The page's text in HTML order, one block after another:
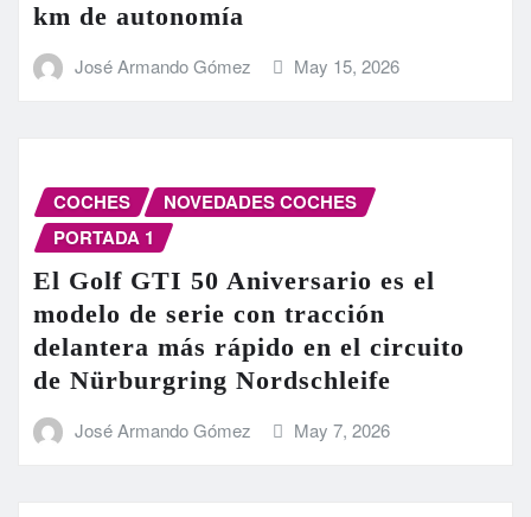
km de autonomía
José Armando Gómez May 15, 2026
COCHES
NOVEDADES COCHES
PORTADA 1
El Golf GTI 50 Aniversario es el
modelo de serie con tracción
delantera más rápido en el circuito
de Nürburgring Nordschleife
José Armando Gómez May 7, 2026